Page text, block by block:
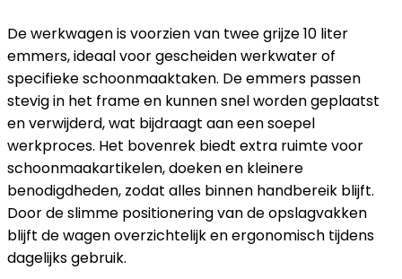
De werkwagen is voorzien van twee grijze 10 liter
emmers, ideaal voor gescheiden werkwater of
specifieke schoonmaaktaken. De emmers passen
stevig in het frame en kunnen snel worden geplaatst
en verwijderd, wat bijdraagt aan een soepel
werkproces. Het bovenrek biedt extra ruimte voor
schoonmaakartikelen, doeken en kleinere
benodigdheden, zodat alles binnen handbereik blijft.
Door de slimme positionering van de opslagvakken
blijft de wagen overzichtelijk en ergonomisch tijdens
dagelijks gebruik.